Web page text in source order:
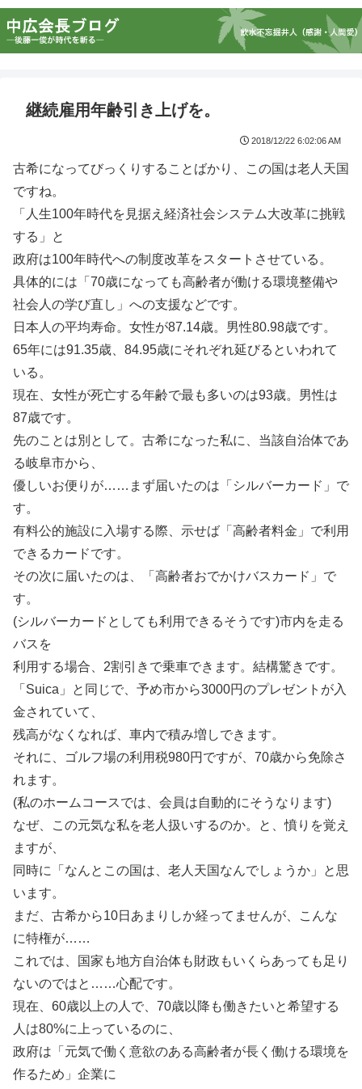
継続雇用年齢引き上げを。
2018/12/22 6:02:06 AM
古希になってびっくりすることばかり、この国は老人天国
ですね。
「人生100年時代を見据え経済社会システム大改革に挑戦
する」と
政府は100年時代への制度改革をスタートさせている。
具体的には「70歳になっても高齢者が働ける環境整備や
社会人の学び直し」への支援などです。
日本人の平均寿命。女性が87.14歳。男性80.98歳です。
65年には91.35歳、84.95歳にそれぞれ延びるといわれて
いる。
現在、女性が死亡する年齢で最も多いのは93歳。男性は
87歳です。
先のことは別として。古希になった私に、当該自治体であ
る岐阜市から、
優しいお便りが……まず届いたのは「シルバーカード」で
す。
有料公的施設に入場する際、示せば「高齢者料金」で利用
できるカードです。
その次に届いたのは、「高齢者おでかけバスカード」で
す。
(シルバーカードとしても利用できるそうです)市内を走る
バスを
利用する場合、2割引きで乗車できます。結構驚きです。
「Suica」と同じで、予め市から3000円のプレゼントが入
金されていて、
残高がなくなれば、車内で積み増しできます。
それに、ゴルフ場の利用税980円ですが、70歳から免除さ
れます。
(私のホームコースでは、会員は自動的にそうなります)
なぜ、この元気な私を老人扱いするのか。と、憤りを覚え
ますが、
同時に「なんとこの国は、老人天国なんでしょうか」と思
います。
まだ、古希から10日あまりしか経ってませんが、こんな
に特権が……
これでは、国家も地方自治体も財政もいくらあっても足り
ないのではと……心配です。
現在、60歳以上の人で、70歳以降も働きたいと希望する
人は80%に上っているのに、
政府は「元気で働く意欲のある高齢者が長く働ける環境を
作るため」企業に